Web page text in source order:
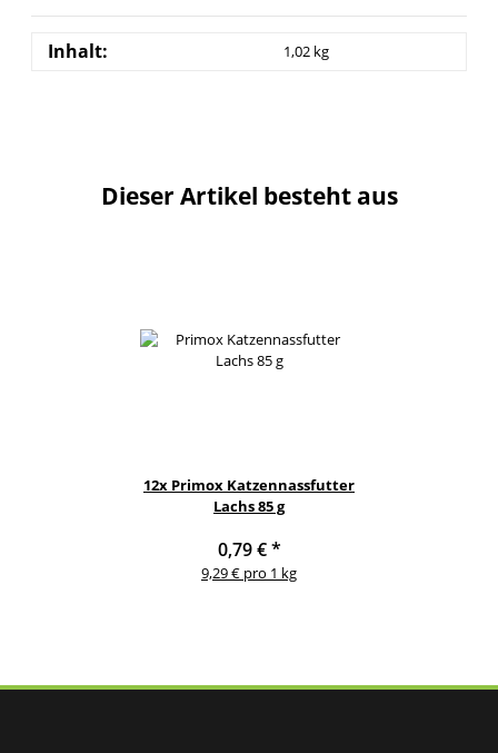
Inhalt: 1,02 kg
Dieser Artikel besteht aus
12x Primox Katzennassfutter
Lachs 85 g
0,79 €*
9,29 € pro 1 kg